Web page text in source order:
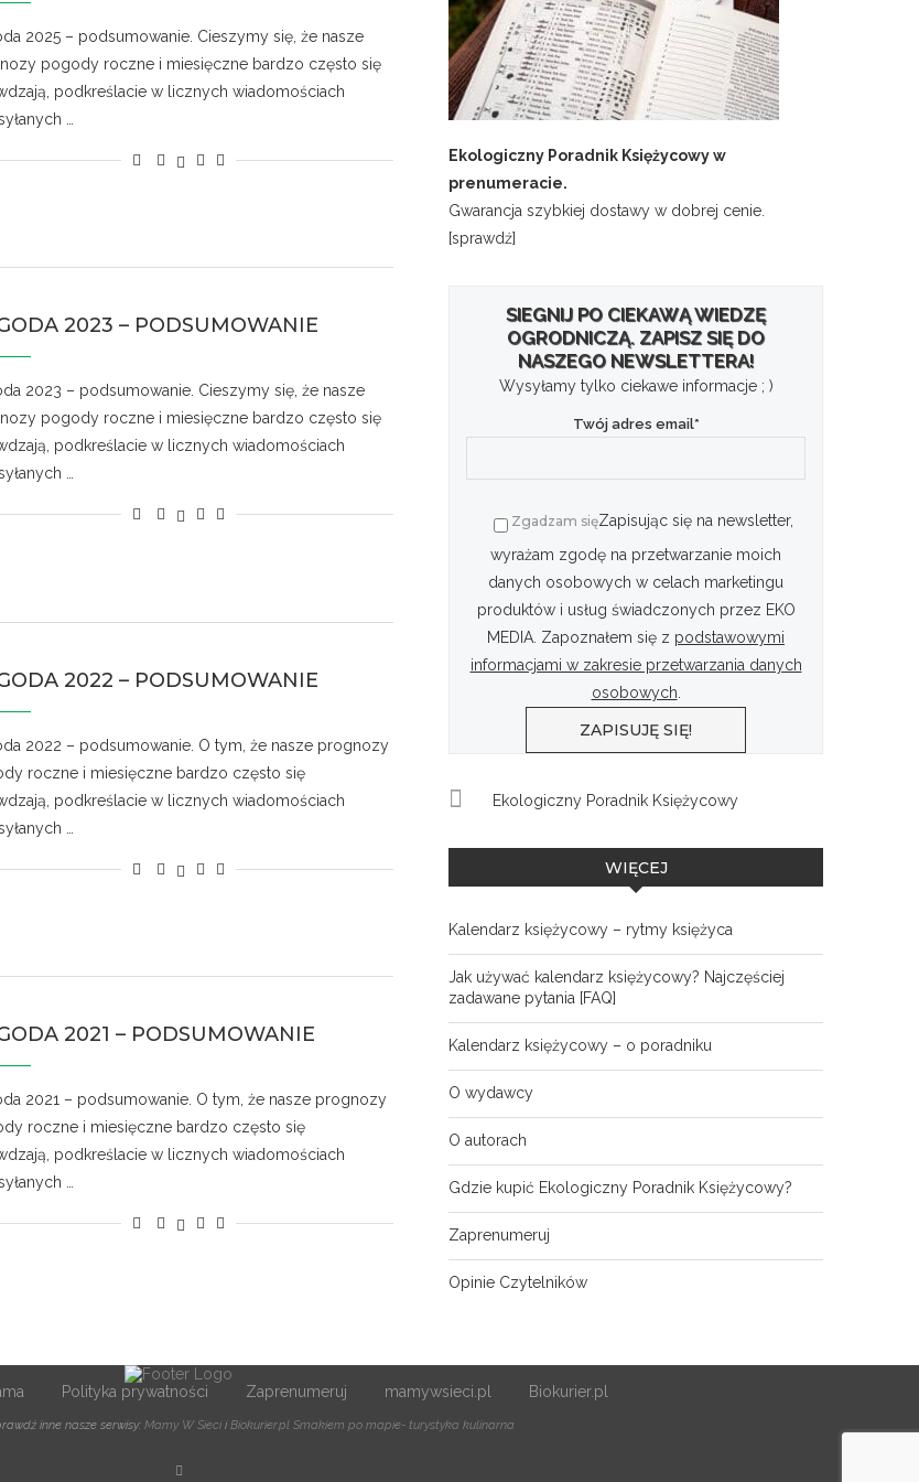
2025 – podsumowanie. Cieszymy się, że nasze
pogody roczne i miesięczne bardzo często się
podkreślacie w licznych wiadomościach
…
2023 – PODSUMOWANIE
2023 – podsumowanie. Cieszymy się, że nasze
pogody roczne i miesięczne bardzo często się
podkreślacie w licznych wiadomościach
…
2022 – PODSUMOWANIE
2022 – podsumowanie. O tym, że nasze prognozy
roczne i miesięczne bardzo często się
podkreślacie w licznych wiadomościach
…
2021 – PODSUMOWANIE
2021 – podsumowanie. O tym, że nasze prognozy
roczne i miesięczne bardzo często się
podkreślacie w licznych wiadomościach
…
Ekologiczny Poradnik Księżycowy w
prenumeracie.
Gwarancja szybkiej dostawy w dobrej cenie.
[sprawdź]
SIEGNIJ PO CIEKAWĄ WIEDZĘ
OGRODNICZĄ. ZAPISZ SIĘ DO
NASZEGO NEWSLETTERA!
Wysyłamy tylko ciekawe informacje ; )
Twój adres email*
Zgadzam sięZapisując się na newsletter,
wyrażam zgodę na przetwarzanie moich
danych osobowych w celach marketingu
produktów i usług świadczonych przez EKO
MEDIA. Zapoznałem się z podstawowymi
informacjami w zakresie przetwarzania danych
osobowych
Ekologiczny Poradnik Księżycowy
WIĘCEJ
Kalendarz księżycowy – rytmy księżyca
Jak używać kalendarz księżycowy? Najczęściej
zadawane pytania [FAQ]
Kalendarz księżycowy – o poradniku
O wydawcy
O autorach
Gdzie kupić Ekologiczny Poradnik Księżycowy?
Zaprenumeruj
Opinie Czytelników
Polityka prywatności Zaprenumeruj mamywsieci.pl Biokurier.pl
inne nasze serwisy: Mamy W Sieci iBiokurier.pl Smakiem po mapie- turystyka kulinarna